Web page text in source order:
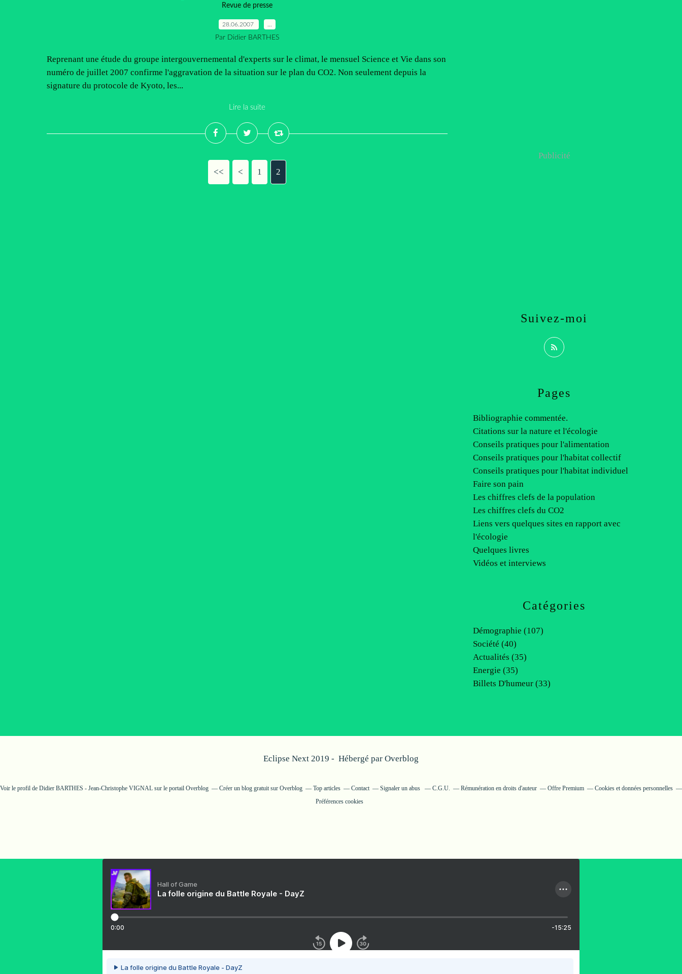
Revue de presse
28.06.2007
Par Didier BARTHES
Reprenant une étude du groupe intergouvernemental d'experts sur le climat, le mensuel Science et Vie dans son
numéro de juillet 2007 confirme l'aggravation de la situation sur le plan du CO2. Non seulement depuis la
signature du protocole de Kyoto, les...
Lire la suite
<< < 1 2
Catégories
Démographie (107)
Société (40)
Actualités (35)
Energie (35)
Billets D'humeur (33)
Pages
Bibliographie commentée.
Citations sur la nature et l'écologie
Conseils pratiques pour l'alimentation
Conseils pratiques pour l'habitat collectif
Conseils pratiques pour l'habitat individuel
Faire son pain
Les chiffres clefs de la population
Les chiffres clefs du CO2
Liens vers quelques sites en rapport avec
l'écologie
Quelques livres
Vidéos et interviews
Suivez-moi
Publicité
Eclipse Next 2019 - Hébergé par Overblog
Voir le profil de Didier BARTHES - Jean-Christophe VIGNAL sur le portail Overblog Créer un blog gratuit sur Overblog Top articles Contact Signaler un abus C.G.U. Rémunération en droits d'auteur Offre Premium
Cookies et données personnelles
Préférences cookies
Hall of Game
La folle origine du Battle Royale - DayZ
0:00 -15:25
La folle origine du Battle Royale - DayZ